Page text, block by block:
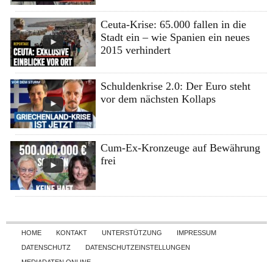
Ceuta-Krise: 65.000 fallen in die
Stadt ein – wie Spanien ein neues
2015 verhindert
Schuldenkrise 2.0: Der Euro steht
vor dem nächsten Kollaps
Cum-Ex-Kronzeuge auf Bewährung
frei
Skip to content
HOME KONTAKT UNTERSTÜTZUNG
IMPRESSUM
DATENSCHUTZ
DATENSCHUTZEINSTELLUNGEN